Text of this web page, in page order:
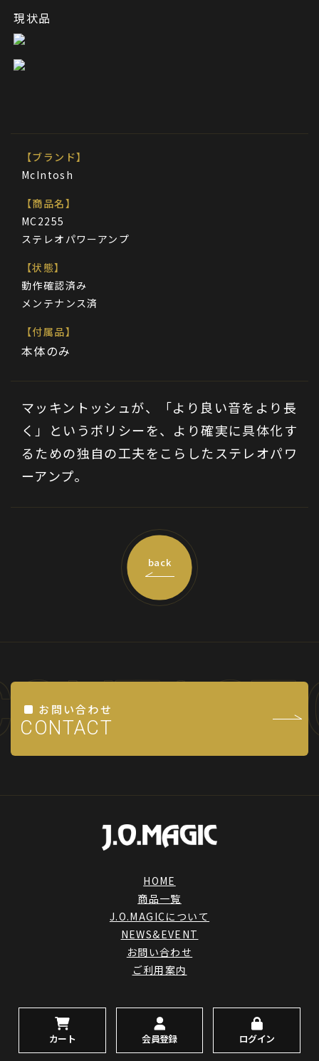
現状品
【ブランド】
McIntosh
【商品名】
MC2255
ステレオパワーアンプ
【状態】
動作確認済み
メンテナンス済
【付属品】
本体のみ
マッキントッシュが、「より良い音をより長
く」というポリシーを、より確実に具体化す
るための独自の工夫をこらしたステレオパワ
ーアンプ。
back
お問い合わせ
CONTACT
HOME
商品一覧
J.O.MAGICについて
NEWS&EVENT
お問い合わせ
ご利用案内
カート 会員登録 ログイン